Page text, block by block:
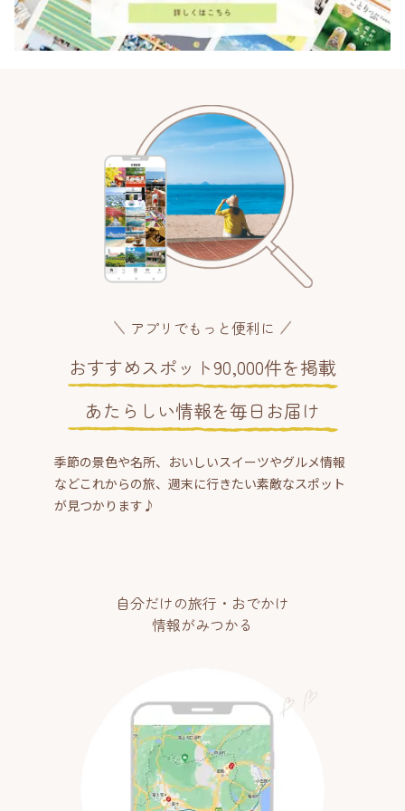
アプリでもっと便利に
おすすめスポット90,000件を掲載
あたらしい情報を毎日お届け
季節の景色や名所、おいしいスイーツやグルメ情報
などこれからの旅、週末に行きたい素敵なスポット
が見つかります♪
自分だけの旅行・おでかけ
情報がみつかる